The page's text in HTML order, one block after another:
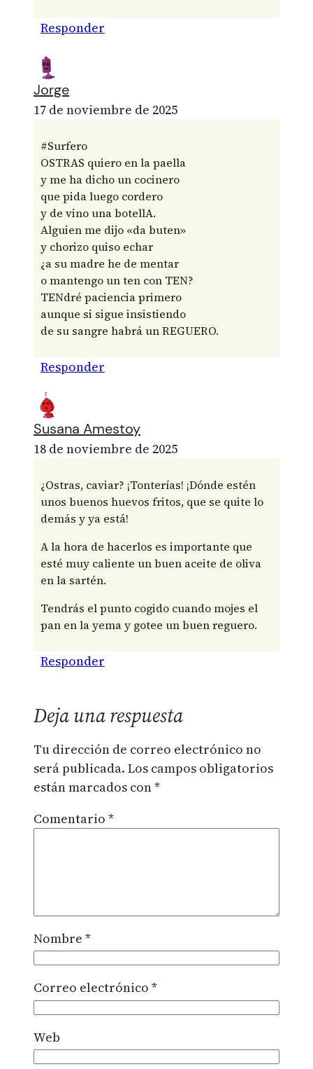
Responder
Jorge
17 de noviembre de 2025
#Surfero
OSTRAS quiero en la paella
y me ha dicho un cocinero
que pida luego cordero
y de vino una botellA.
Alguien me dijo «da buten»
y chorizo quiso echar
¿a su madre he de mentar
o mantengo un ten con TEN?
TENdré paciencia primero
aunque si sigue insistiendo
de su sangre habrá un REGUERO.
Responder
Susana Amestoy
18 de noviembre de 2025
¿Ostras, caviar? ¡Tonterías! ¡Dónde estén
unos buenos huevos fritos, que se quite lo
demás y ya está!
A la hora de hacerlos es importante que
esté muy caliente un buen aceite de oliva
en la sartén.
Tendrás el punto cogido cuando mojes el
pan en la yema y gotee un buen reguero.
Responder
Deja una respuesta
Tu dirección de correo electrónico no
será publicada. Los campos obligatorios
están marcados con*
Comentario *
Nombre *
Correo electrónico *
Web